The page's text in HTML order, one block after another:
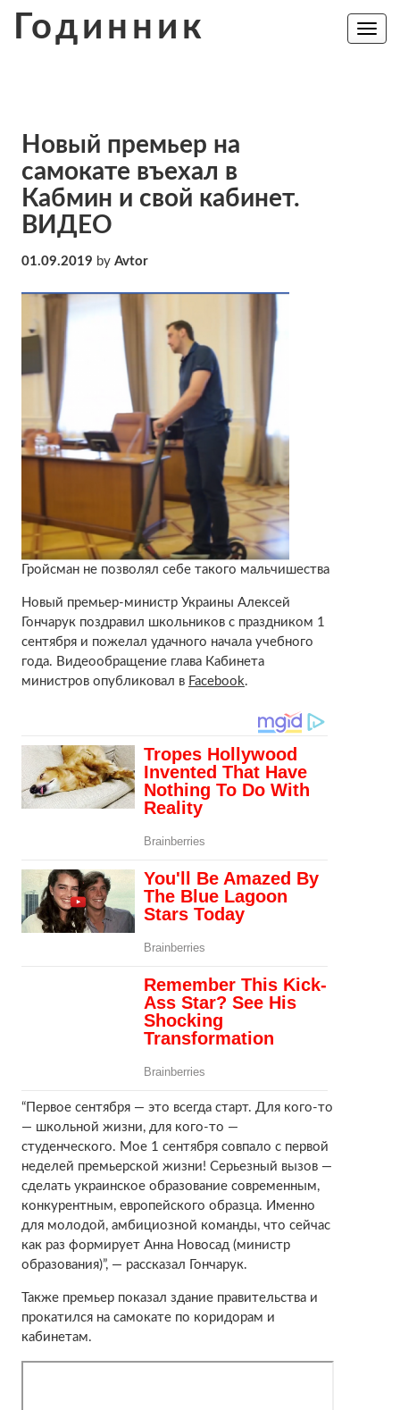
Годинник
Toggle
Новый премьер на
самокате въехал в
Кабмин и свой кабинет.
ВИДЕО
01.09.2019 by Avtor
Гройсман не позволял себе такого мальчишества
Новый премьер-министр Украины Алексей
Гончарук поздравил школьников с праздником 1
сентября и пожелал удачного начала учебного
года. Видеообращение глава Кабинета
министров опубликовал в Facebook.
“Первое сентября — это всегда старт. Для кого-то
— школьной жизни, для кого-то —
студенческого. Мое 1 сентября совпало с первой
неделей премьерской жизни! Серьезный вызов —
сделать украинское образование современным,
конкурентным, европейского образца. Именно
для молодой, амбициозной команды, что сейчас
как раз формирует Анна Новосад (министр
образования)”, — рассказал Гончарук.
Также премьер показал здание правительства и
прокатился на самокате по коридорам и
кабинетам.